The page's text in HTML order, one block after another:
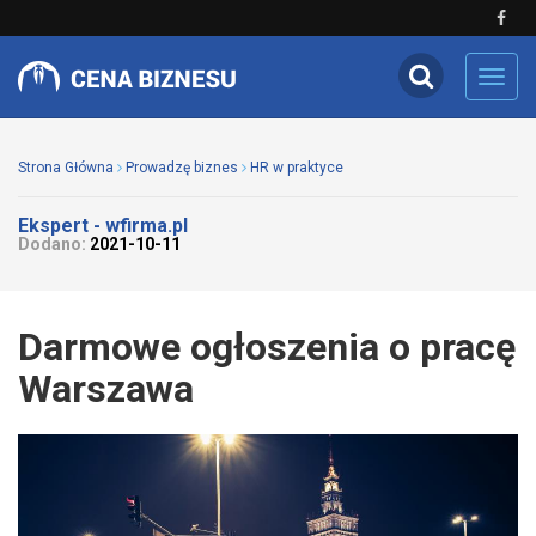
Strona Główna Prowadzę biznes HR w praktyce
Ekspert - wfirma.pl
Dodano: 2021-10-11
Darmowe ogłoszenia o pracę
Warszawa